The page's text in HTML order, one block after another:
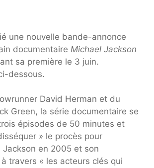
une nouvelle bande-annonce
documentaire Michael Jackson
sa première le 3 juin.
dessous.
David Herman et du
Green, la série documentaire se
épisodes de 50 minutes et
» le procès pour
Jackson en 2005 et son
travers « les acteurs clés qui